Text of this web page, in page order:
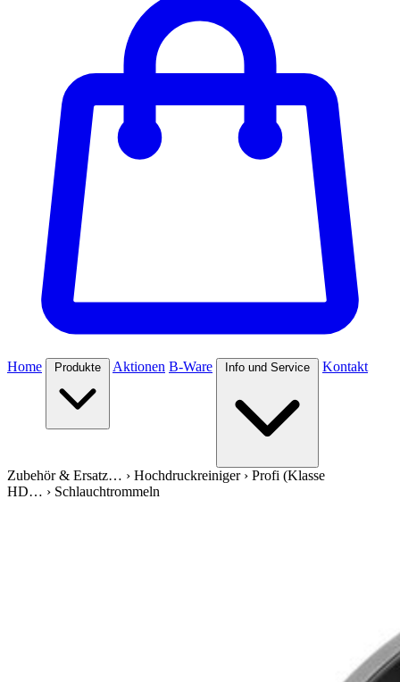
Home Produkte Aktionen B-Ware Info und Service Kontakt
Zubehör & Ersatz… › Hochdruckreiniger› Profi (Klasse
HD… › Schlauchtrommeln